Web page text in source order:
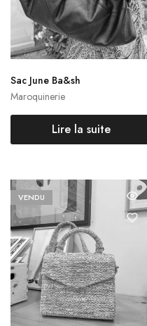
Maroquinerie
Sac June Ba&sh
Lire la suite
VENDU